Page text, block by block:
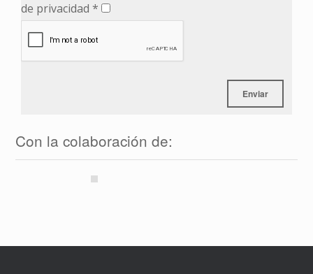
de privacidad *
Con la colaboración de: